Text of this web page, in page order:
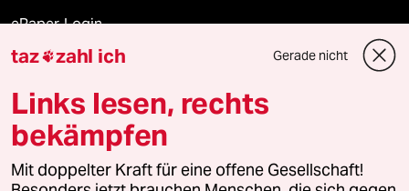
ePaper Login
Downloads für Abonnierende
© 2026 taz Verlags und Vertriebs GmbH
Alle Rechte vorbehalten. Bei rechtlichen Fragen oder für Genehmigungen
wenden Sie sich bitte an
lizenzen@taz.de
taz zahl ich Gerade nicht
Links lesen, rechts
bekämpfen
Mit doppelter Kraft für eine offene Gesellschaft!